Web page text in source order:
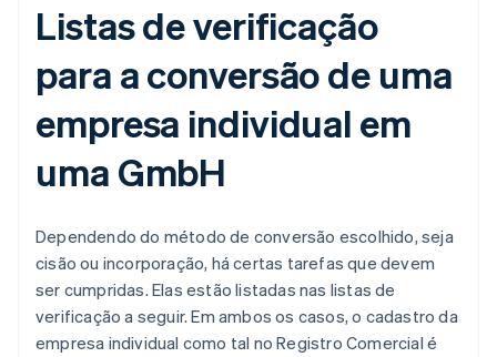
Listas de verificação
para a conversão de uma
empresa individual em
uma GmbH
Dependendo do método de conversão escolhido, seja
cisão ou incorporação, há certas tarefas que devem
ser cumpridas. Elas estão listadas nas listas de
verificação a seguir. Em ambos os casos, o cadastro da
empresa individual como tal no Registro Comercial é